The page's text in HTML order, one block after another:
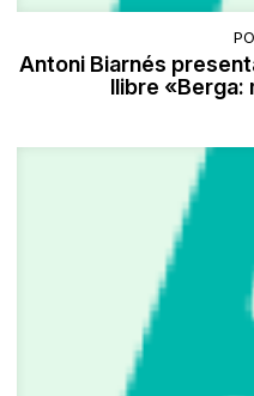
Antoni Biarnés
llibre «Berga: